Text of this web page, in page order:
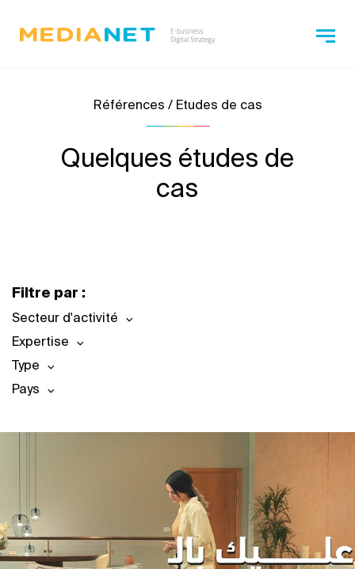
Références / Etudes de cas
Quelques études de
cas
Filtre par :
Secteur d'activité
Expertise
Type
Pays